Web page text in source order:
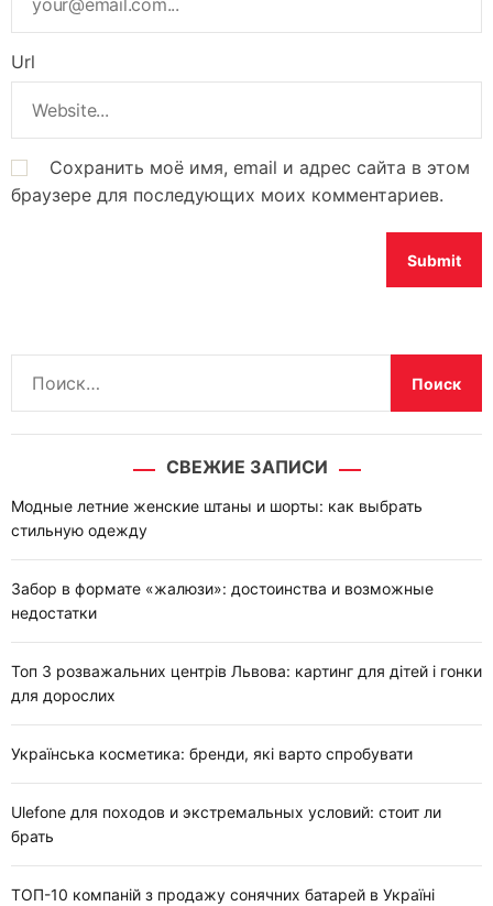
Url
Сохранить моё имя, email и адрес сайта в этом
браузере для последующих моих комментариев.
:
СВЕЖИЕ ЗАПИСИ
Модные летние женские штаны и шорты: как выбрать
стильную одежду
Забор в формате «жалюзи»: достоинства и возможные
недостатки
Топ 3 розважальних центрів Львова: картинг для дітей і гонки
для дорослих
Українська косметика: бренди, які варто спробувати
Ulefone для походов и экстремальных условий: стоит ли
брать
ТОП-10 компаній з продажу сонячних батарей в Україні